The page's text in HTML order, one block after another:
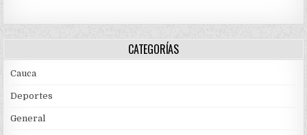
CATEGORÍAS
Cauca
Deportes
General